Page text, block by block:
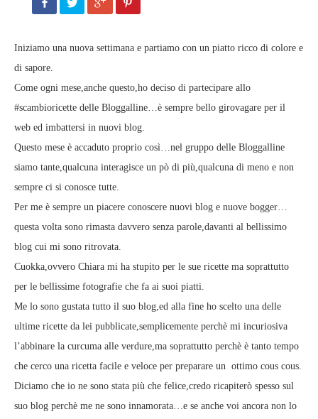
Iniziamo una nuova settimana e partiamo con un piatto ricco di colore e
di sapore.
Come ogni mese,anche questo,ho deciso di partecipare allo
#scambioricette delle Bloggalline…è sempre bello girovagare per il
web ed imbattersi in nuovi blog.
Questo mese è accaduto proprio così…nel gruppo delle Bloggalline
siamo tante,qualcuna interagisce un pò di più,qualcuna di meno e non
sempre ci si conosce tutte.
Per me è sempre un piacere conoscere nuovi blog e nuove bogger…
questa volta sono rimasta davvero senza parole,davanti al bellissimo
blog cui mi sono ritrovata.
Cuokka,ovvero Chiara mi ha stupito per le sue ricette ma soprattutto
per le bellissime fotografie che fa ai suoi piatti.
Me lo sono gustata tutto il suo blog,ed alla fine ho scelto una delle
ultime ricette da lei pubblicate,semplicemente perchè mi incuriosiva
l’abbinare la curcuma alle verdure,ma soprattutto perchè è tanto tempo
che cerco una ricetta facile e veloce per preparare un ottimo cous cous.
Diciamo che io ne sono stata più che felice,credo ricapiterò spesso sul
suo blog perchè me ne sono innamorata…e se anche voi ancora non lo